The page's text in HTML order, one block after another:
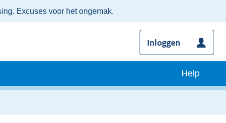
Excuses voor het ongemak.
Inloggen
Help